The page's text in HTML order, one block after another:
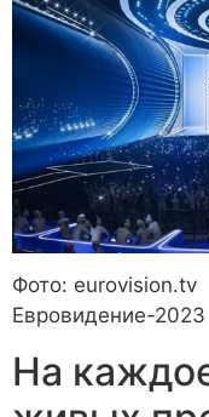
Фото: eurovision.tv
Евровидение-2023
На